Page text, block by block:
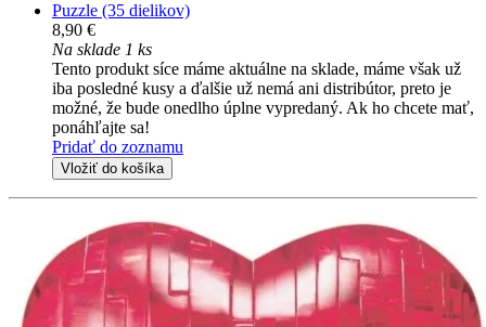
Puzzle (35 dielikov)
8,90 €
Na sklade 1 ks
Tento produkt síce máme aktuálne na sklade, máme však už
iba posledné kusy a ďalšie už nemá ani distribútor, preto je
možné, že bude onedlho úplne vypredaný. Ak ho chcete mať,
ponáhľajte sa!
Pridať do zoznamu
Vložiť do košíka